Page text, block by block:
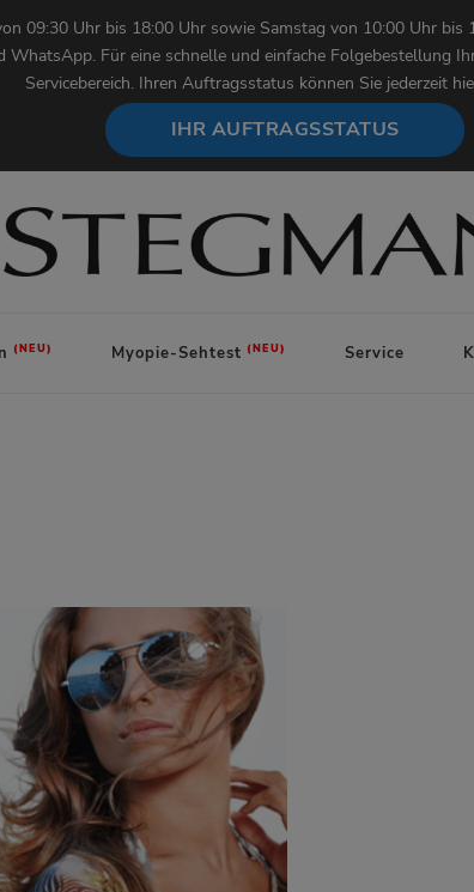
09:30 Uhr bis 18:00 Uhr sowie Samstag von 10:00 Uhr bis
WhatsApp. Für eine schnelle und einfache Folgebestellung
Servicebereich. Ihren Auftragsstatus können Sie jederzeit
IHR AUFTRAGSSTATUS
Myopie-Sehtest Service